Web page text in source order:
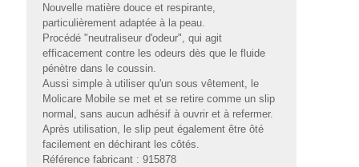
Nouvelle matière douce et respirante,
particulièrement adaptée à la peau.
Procédé "neutraliseur d'odeur", qui agit
efficacement contre les odeurs dès que le fluide
pénètre dans le coussin.
Aussi simple à utiliser qu'un sous vêtement, le
Molicare Mobile se met et se retire comme un slip
normal, sans aucun adhésif à ouvrir et à refermer.
Après utilisation, le slip peut également être ôté
facilement en déchirant les côtés.
Référence fabricant : 915878